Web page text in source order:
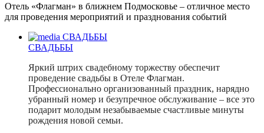
Отель «Флагман» в ближнем Подмосковье – отличное место
для проведения мероприятий и празднования событий
СВАДЬБЫ
СВАДЬБЫ
Яркий штрих свадебному торжеству обеспечит
проведение свадьбы в Отеле Флагман.
Профессионально организованный праздник, нарядно
убранный номер и безупречное обслуживание – все это
подарит молодым незабываемые счастливые минуты
рождения новой семьи.